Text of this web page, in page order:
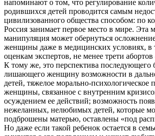
напоминают о том, что регулирование
родившихся детей проводится самым
цивилизованного общества способом: по
Россия занимает первое место в мире. Эта
манипуляция может обернуться
женщины даже в медицинских условиях, в
оценкам экспертов, не менее трети
К тому же, это перспектива последующего
лишающего женщину возможности в
детей, тя­желое морально-психологическое
жен­щины, связанное с внутренним
осуждением ее действий; возможность
нежеланных, нелюбимых детей, которые
подброшены матерью, оставлены «под
Но даже если такой ребенок остается в